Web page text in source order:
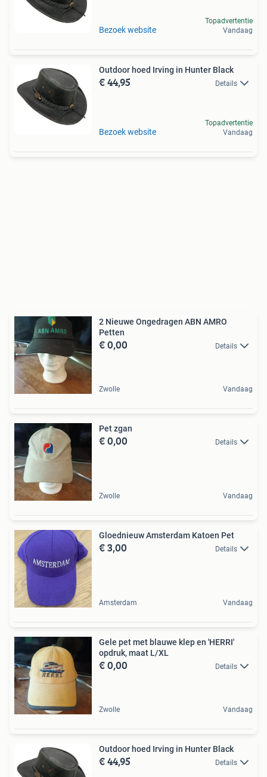
Bezoek website
Topadvertentie
Vandaag
Outdoor hoed Irving in Hunter Black
€ 44,95 Details
Bezoek website
Topadvertentie
Vandaag
2 Nieuwe Ongedragen ABN AMRO
Petten
€ 0,00 Details
Zwolle Vandaag
Pet zgan
€ 0,00 Details
Zwolle Vandaag
Gloednieuw Amsterdam Katoen Pet
€ 3,00 Details
Amsterdam Vandaag
Gele pet met blauwe klep en 'HERRI'
opdruk, maat L/XL
€ 0,00 Details
Zwolle Vandaag
Outdoor hoed Irving in Hunter Black
€ 44,95 Details